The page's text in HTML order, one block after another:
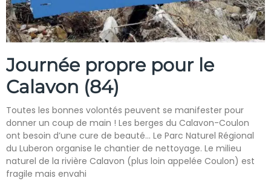
Journée propre pour le
Calavon (84)
Toutes les bonnes volontés peuvent se manifester pour
donner un coup de main ! Les berges du Calavon-Coulon
ont besoin d’une cure de beauté… Le Parc Naturel Régional
du Luberon organise le chantier de nettoyage. Le milieu
naturel de la rivière Calavon (plus loin appelée Coulon) est
fragile mais envahi